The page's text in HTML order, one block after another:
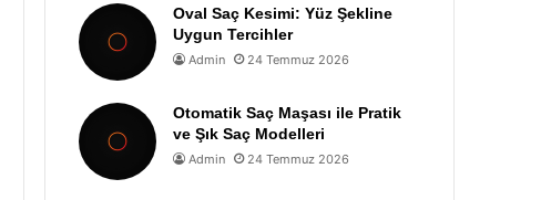
Oval Saç Kesimi: Yüz Şekline
Uygun Tercihler
Admin 24 Temmuz 2026
Otomatik Saç Maşası ile Pratik
ve Şık Saç Modelleri
Admin 24 Temmuz 2026